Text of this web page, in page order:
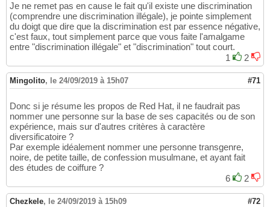
Je ne remet pas en cause le fait qu'il existe une discrimination
(comprendre une discrimination illégale), je pointe simplement
du doigt que dire que la discrimination est par essence négative,
c'est faux, tout simplement parce que vous faite l'amalgame
entre "discrimination illégale" et "discrimination" tout court.
1
2
Mingolito, le 24/09/2019 à 15h07 #71
Donc si je résume les propos de Red Hat, il ne faudrait pas
nommer une personne sur la base de ses capacités ou de son
expérience, mais sur d'autres critères à caractère
diversificatoire ?
Par exemple idéalement nommer une personne transgenre,
noire, de petite taille, de confession musulmane, et ayant fait
des études de coiffure ?
6
2
Chezkele, le 24/09/2019 à 15h09 #72